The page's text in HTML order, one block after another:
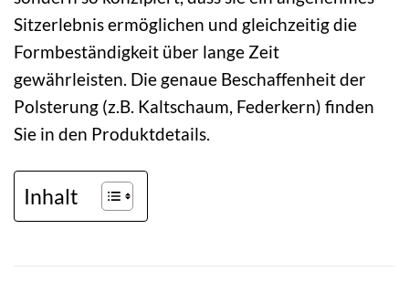
Sitzerlebnis ermöglichen und gleichzeitig die
Formbeständigkeit über lange Zeit
gewährleisten. Die genaue Beschaffenheit der
Polsterung (z.B. Kaltschaum, Federkern) finden
Sie in den Produktdetails.
Inhalt